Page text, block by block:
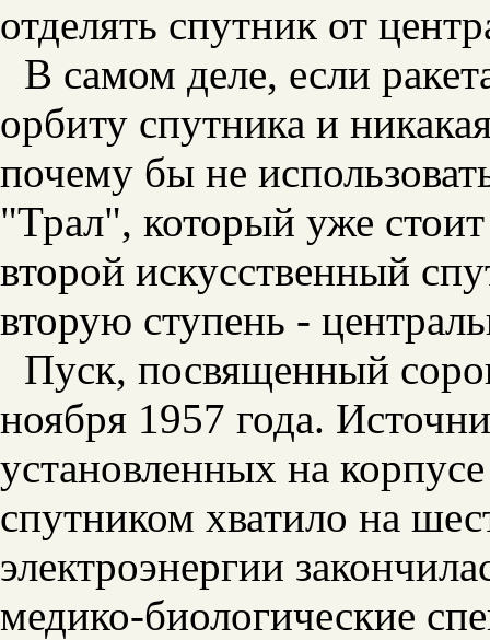
отделять спутник от
В самом деле, если
орбиту спутника и
почему бы не
"Трал", который уже
второй искусственный
вторую ступень -
Пуск, посвященный
ноября 1957 года.
установленных на
спутником хватило на
электроэнергии
медико-биологические